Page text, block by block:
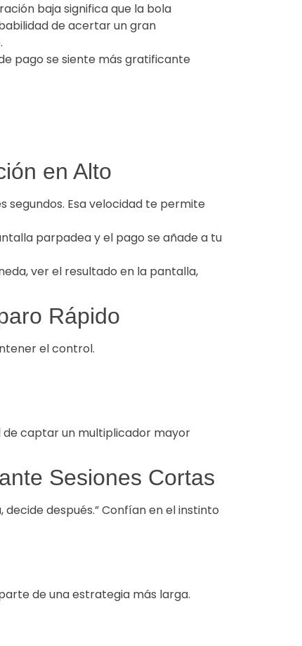
baja significa que la bola
de acertar un gran
pago se siente más gratificante
en Alto
Esa velocidad te permite
parpadea y el pago se añade a tu
ver el resultado en la pantalla,
Rápido
el control.
de captar un multiplicador mayor
Sesiones Cortas
después.” Confían en el instinto
de una estrategia más larga.